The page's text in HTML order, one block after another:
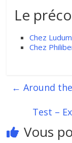
Le
Chez Ludum
Chez
← Around
Test –
Vous